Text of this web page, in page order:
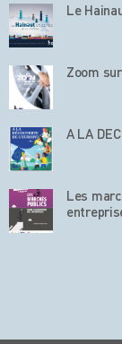
Le
Zoom
A LA
Les